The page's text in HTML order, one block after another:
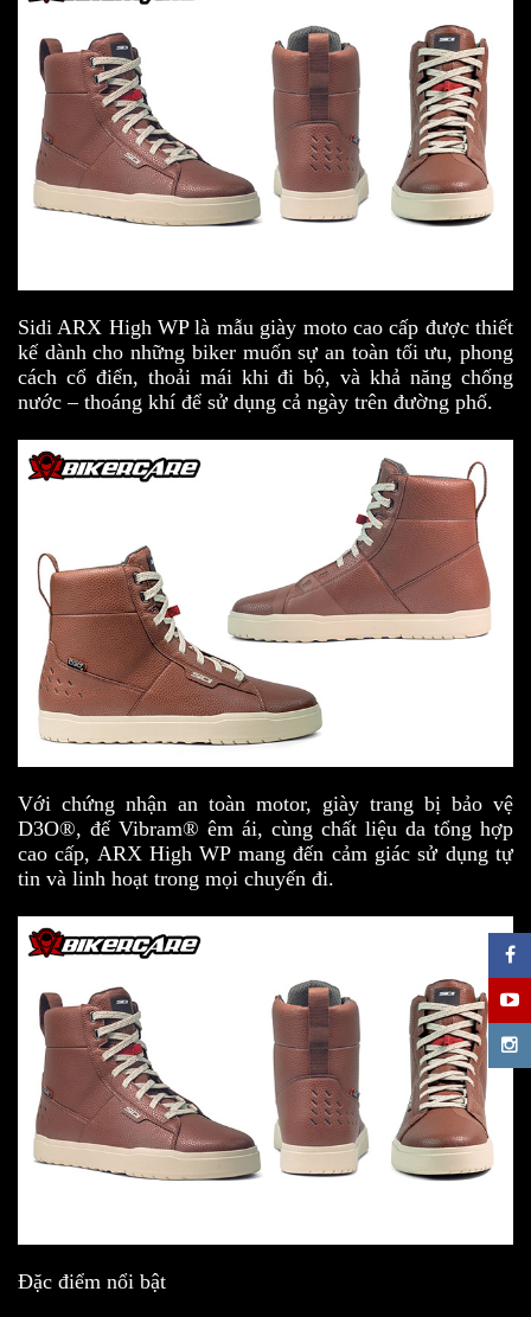
Sidi ARX High WP là mẫu giày moto cao cấp được thiết
kế dành cho những biker muốn sự an toàn tối ưu, phong
cách cổ điển, thoải mái khi đi bộ, và khả năng chống
nước – thoáng khí để sử dụng cả ngày trên đường phố.
Với chứng nhận an toàn motor, giày trang bị bảo vệ
D3O®, đế Vibram® êm ái, cùng chất liệu da tổng hợp
cao cấp, ARX High WP mang đến cảm giác sử dụng tự
tin và linh hoạt trong mọi chuyến đi.
Đặc điểm nổi bật